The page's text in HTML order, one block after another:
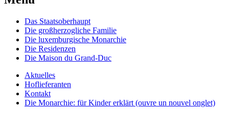
Das Staatsoberhaupt
Die großherzogliche Familie
Die luxemburgische Monarchie
Die Residenzen
Die Maison du Grand-Duc
Aktuelles
Hoflieferanten
Kontakt
Die Monarchie: für Kinder erklärt (ouvre un nouvel onglet)